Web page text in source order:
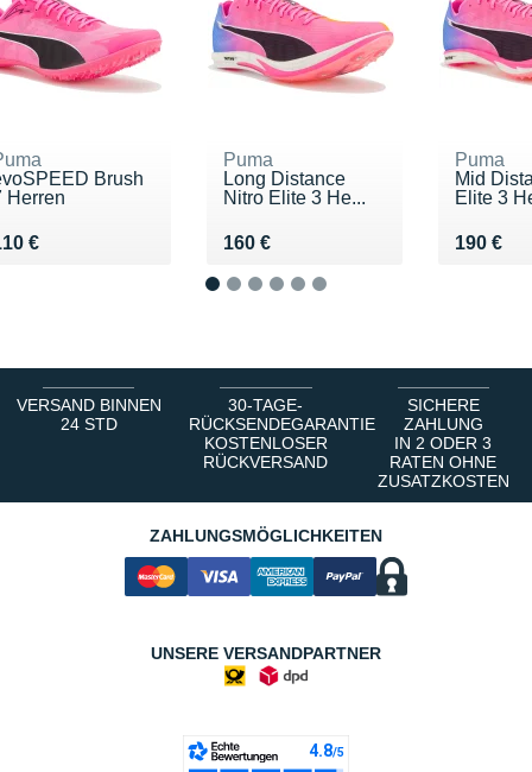
Brush
Herren
€ 110 €
Puma
Long Distance
Nitro Elite 3 He...
160 €
Vendu 160 €
Puma
Mid
Elite 3
190 €
Vendu
VERSAND BINNEN
24 STD
30-TAGE-
RÜCKSENDEGARANTIE
KOSTENLOSER
RÜCKVERSAND
SICHERE
ZAHLUNG
IN 2 ODER 3
RATEN OHNE
ZUSATZKOSTEN
ZAHLUNGSMÖGLICHKEITEN
UNSERE VERSANDPARTNER